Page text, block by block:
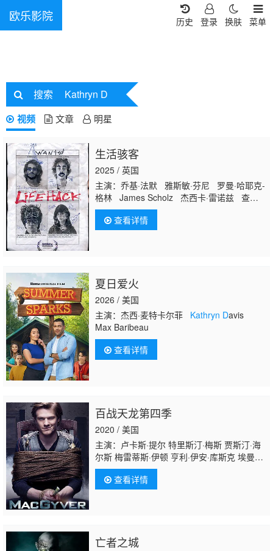
欧乐影院 菜单
换肤
登录
历史
搜索 Kathryn D
视频 文章 明星
生活骇客
2025 / 英国
主演：乔基·法默 雅斯敏·芬尼 罗曼·哈耶克-
格林 James Scholz 杰西卡·雷诺兹 查理·
科里德-米尔斯 凯尔·金 吉尔·温特尼茨
Matteo Arnaldi 杰克·班尼特 洛瑞·布瑞
Georgie Fellows Penelope Granycome
查看详情
夏日爱火
2026 / 美国
主演：杰西·麦特卡尔菲
Kathryn Davis
Max Baribeau
查看详情
百战天龙第四季
2020 / 美国
主演：卢卡斯·提尔 特里斯汀·梅斯 贾斯汀·海
尔斯 梅雷蒂斯·伊顿 亨利·伊安·库斯克 埃曼妞·
沃吉亚 卡米勒·玛娜 杰里米·帕尔科 Braxton
Alexander Christine A. Jordan Kathryn
Alexander
查看详情
亡者之城